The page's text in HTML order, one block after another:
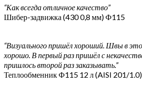
“Как всегда отличное качество”
Шибер-задвижка (430 0,8 мм) Ф115
“Визуального пришёл хороший. Швы в
хорошо. В первый раз пришёл с
пришлось второй раз заказывать.”
Теплообменник Ф115 12 л (AISI 201/1.0)